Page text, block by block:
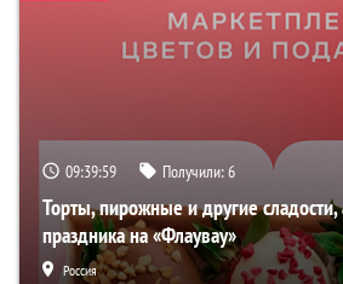
09:39:59 Получили:6
Торты, пирожные и другие
праздника на «Флаувау»
Россия